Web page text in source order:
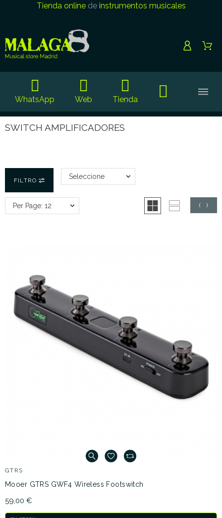
Tienda onlinede instrumentos musicales
WhatsApp Web Tienda
SWITCH AMPLIFICADORES
FILTRO Seleccione
( )
Per Page: 12
GTRS
Mooer GTRS GWF4 Wireless Footswitch
59,00 €